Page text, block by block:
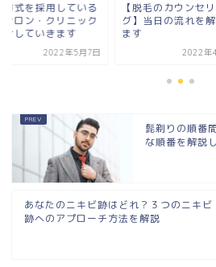
方式を採用している
サロン・クリニック
介していきます
2022年5月7日
【脱毛のカウンセ
グ】当日の流れを
ます
2022年
髭剃りの順番
な順番を解説
あなたのニキビ跡はどれ？３つのニキビ
跡へのアプローチ方法を解説